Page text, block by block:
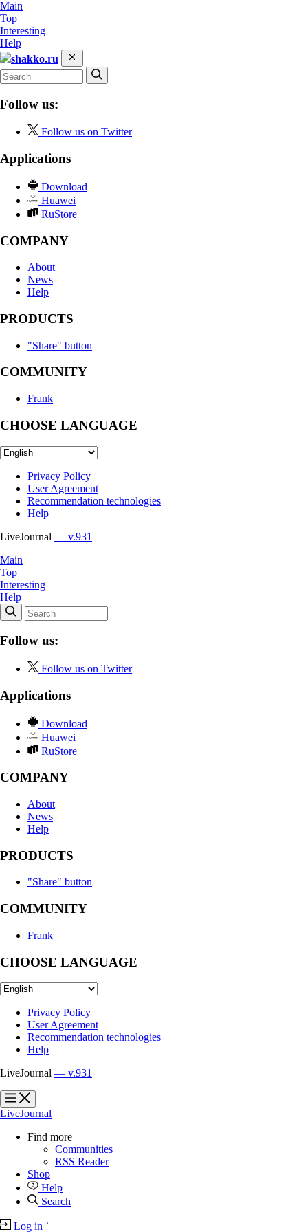
Main
Top
Interesting
Help
shakko.ru
Follow us:
Follow us on Twitter
Applications
Download
Huawei
RuStore
COMPANY
About
News
Help
PRODUCTS
"Share" button
COMMUNITY
Frank
CHOOSE LANGUAGE
Privacy Policy
User Agreement
Recommendation technologies
Help
LiveJournal — v.931
Main
Top
Interesting
Help
Follow us:
Follow us on Twitter
Applications
Download
Huawei
RuStore
COMPANY
About
News
Help
PRODUCTS
"Share" button
COMMUNITY
Frank
CHOOSE LANGUAGE
Privacy Policy
User Agreement
Recommendation technologies
Help
LiveJournal — v.931
?
?
LiveJournal
Find more
Communities
RSS Reader
Shop
Help
Search
Log in `